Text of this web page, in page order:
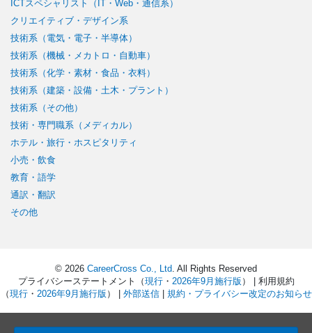
ICTスペシャリスト（IT・Web・通信系）
クリエイティブ・デザイン系
技術系（電気・電子・半導体）
技術系（機械・メカトロ・自動車）
技術系（化学・素材・食品・衣料）
技術系（建築・設備・土木・プラント）
技術系（その他）
技術・専門職系（メディカル）
ホテル・旅行・ホスピタリティ
小売・飲食
教育・語学
通訳・翻訳
その他
© 2026 CareerCross Co., Ltd . All Rights Reserved
プライバシーステートメント（現行・ 2026年9月施行版 ） | 利用規約
（現行・ 2026年9月施行版 ） | 外部送信| 規約・プライバシー改定のお知らせ